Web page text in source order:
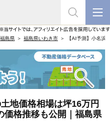
福島県 福島県いわき市 【AI予測】小名浜
地価格相場は坪16万円
価格推移も公開｜福島県